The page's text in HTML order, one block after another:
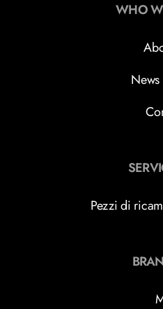
WHO
Pezzi di